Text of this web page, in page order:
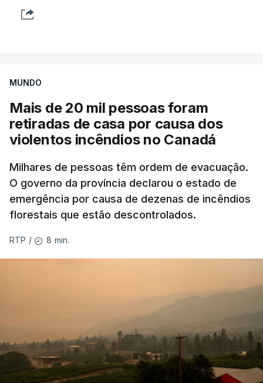
MUNDO
Mais de 20 mil pessoas foram
retiradas de casa por causa dos
violentos incêndios no Canadá
Milhares de pessoas têm ordem de evacuação.
O governo da província declarou o estado de
emergência por causa de dezenas de incêndios
florestais que estão descontrolados.
RTP / 8 min.